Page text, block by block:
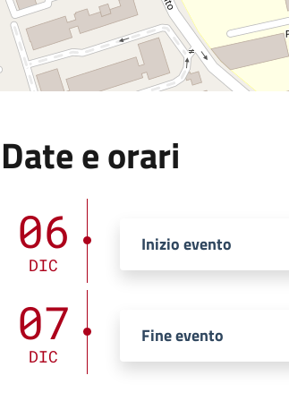
Date e orari
06
DIC
Inizio evento
07
DIC
Fine evento